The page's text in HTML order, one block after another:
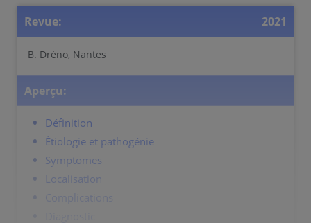
Revue: 2021
B. Dréno, Nantes
Aperçu:
Définition
Étiologie et pathogénie
Symptomes
Localisation